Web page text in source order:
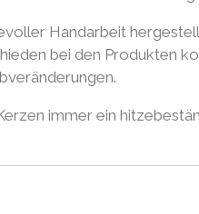
Handarbeit
bei den Produkten
immer ein